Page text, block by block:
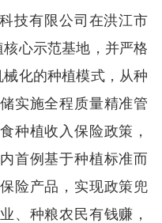
技有限公司在洪江市
核心示范基地，并严格
械化的种植模式，从种
实施全程质量精准管
种植收入保险政策，
首例基于种植标准而
险产品，实现政策兜
、种粮农民有钱赚，